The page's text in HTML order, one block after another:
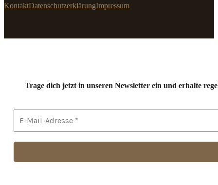
KontaktDatenschutzerklärungImpressum
Trage dich jetzt in unseren Newsletter ein und erhalte